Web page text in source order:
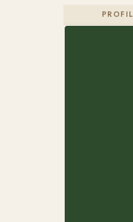
PROFIL